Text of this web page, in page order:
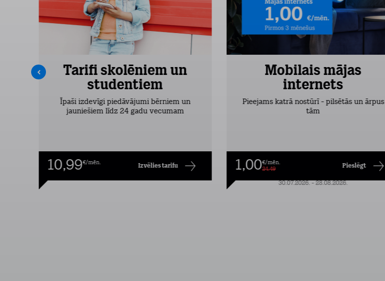
Tarifi skolēniem un
studentiem
Īpaši izdevīgi piedāvājumi bērniem un
jauniešiem līdz 24 gadu vecumam
10,99€/mēn. Izvēlies tarifu
Mobilais mājas
internets
Pieejams katrā nostūrī - pilsētās un ārpus
tām
1,00€/mēn.
24,49
Pieslēgt
30.07.2026. - 28.08.2026.